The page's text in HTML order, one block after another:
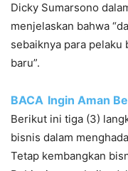
Dicky Sumarsono
menjelaskan bahwa
sebaiknya para
baru”.
BACA Ingin Aman
Berikut ini tiga (3)
bisnis dalam
Tetap kembangkan